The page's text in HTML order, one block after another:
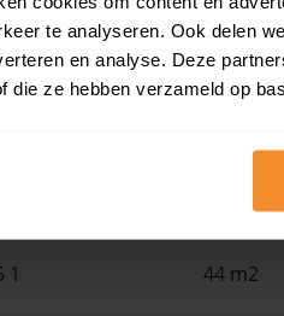
te analyseren. Ook delen
en analyse. Deze
die ze hebben verzameld op
34 m2
1 44 m2